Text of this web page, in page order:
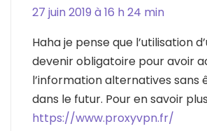
27 juin 2019 à 16 h 24 min
Haha je pense que l’utilisation
devenir obligatoire pour avoir
l’information alternatives sans
dans le futur. Pour en savoir
https://www.proxyvpn.fr/